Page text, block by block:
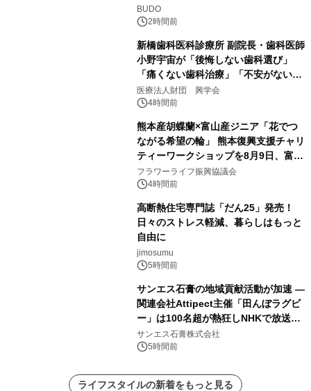
BUDO
2時間前
新橋歯科医科診療所 副院長・歯科医師
小野宇宙が「後悔しない歯科選び」
「痛くない歯科治療」「不安がない治
療計画」をテーマに専門監修
医療法人財団 興学会
4時間前
熊本産胡蝶蘭×富山産ジニア「花でつ
ながる希望の輪」 熊本復興支援チャリ
ティーワークショップを8月9日、富
山・射水で開催
フラワーライフ振興協議会
4時間前
高断熱住宅専門誌「だん25」発売！
日々のストレス軽減、暮らしはもっと
自由に
jimosumu
5時間前
サンエス石膏の地域貢献活動が加速 ―
関連会社Attipect主催「田んぼラグビ
ー」は100名超が熱狂しNHKで放送さ
れました。
サンエス石膏株式会社
5時間前
ライフスタイルの新着をもっと見る